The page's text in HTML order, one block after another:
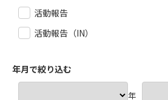
活動報告
活動報告（IN）
年月で絞り込む
年